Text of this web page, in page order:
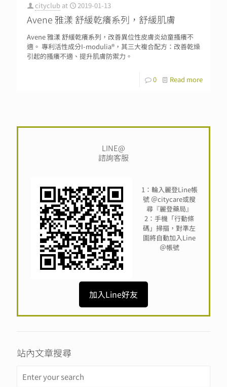
cityclub at 2019-01-13
Avene 雅漾 舒緩乾癢系列，舒緩肌膚
Avene 雅漾 舒緩乾癢系列，改善異位性皮膚炎幼童搔癢不
適。 專利活性成分I-modulia®，其三大複合配方：改善乾燥
引起的搔癢不適、提升肌膚防禦力。
0 Read more
LINE@
諮詢客服
1：輪入麗登Line帳
號 ＠citycare或搜
尋『麗登藥局』
2：手機「行動條
碼」掃描，對準左
圖將自動加入Line
＠帳號
加入Line好友
站內文章搜尋